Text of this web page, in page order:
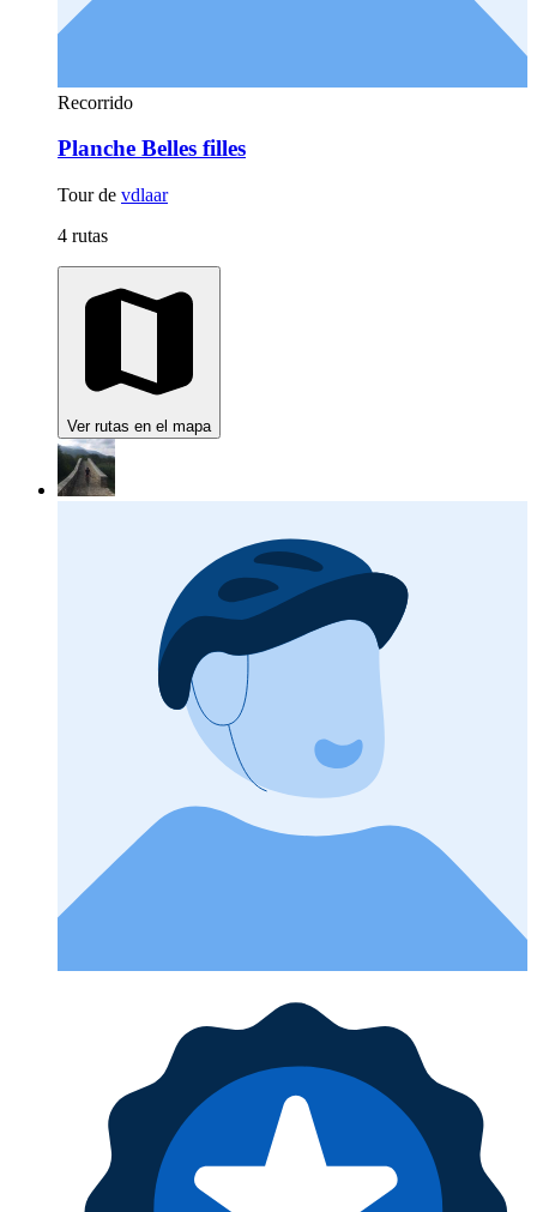
Recorrido
Planche Belles filles
Tour de vdlaar
4 rutas
Ver rutas en el mapa